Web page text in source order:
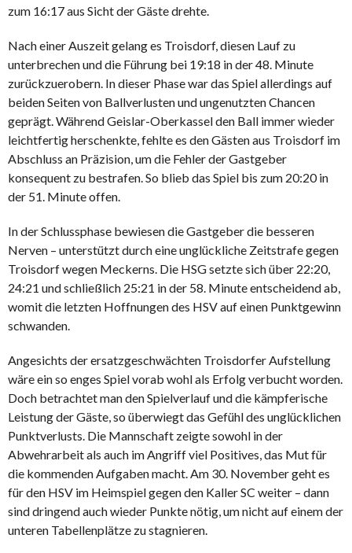
zum 16:17 aus Sicht der Gäste drehte.
Nach einer Auszeit gelang es Troisdorf, diesen Lauf zu
unterbrechen und die Führung bei 19:18 in der 48. Minute
zurückzuerobern. In dieser Phase war das Spiel allerdings auf
beiden Seiten von Ballverlusten und ungenutzten Chancen
geprägt. Während Geislar-Oberkassel den Ball immer wieder
leichtfertig herschenkte, fehlte es den Gästen aus Troisdorf im
Abschluss an Präzision, um die Fehler der Gastgeber
konsequent zu bestrafen. So blieb das Spiel bis zum 20:20 in
der 51. Minute offen.
In der Schlussphase bewiesen die Gastgeber die besseren
Nerven – unterstützt durch eine unglückliche Zeitstrafe gegen
Troisdorf wegen Meckerns. Die HSG setzte sich über 22:20,
24:21 und schließlich 25:21 in der 58. Minute entscheidend ab,
womit die letzten Hoffnungen des HSV auf einen Punktgewinn
schwanden.
Angesichts der ersatzgeschwächten Troisdorfer Aufstellung
wäre ein so enges Spiel vorab wohl als Erfolg verbucht worden.
Doch betrachtet man den Spielverlauf und die kämpferische
Leistung der Gäste, so überwiegt das Gefühl des unglücklichen
Punktverlusts. Die Mannschaft zeigte sowohl in der
Abwehrarbeit als auch im Angriff viel Positives, das Mut für
die kommenden Aufgaben macht. Am 30. November geht es
für den HSV im Heimspiel gegen den Kaller SC weiter – dann
sind dringend auch wieder Punkte nötig, um nicht auf einem der
unteren Tabellenplätze zu stagnieren.